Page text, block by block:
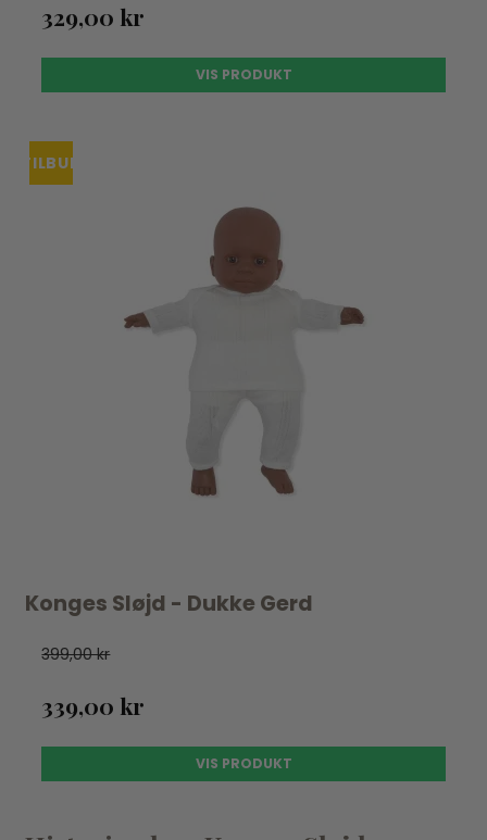
329,00 kr
VIS PRODUKT
TILBUD
Konges Sløjd - Dukke Gerd
399,00 kr
339,00 kr
VIS PRODUKT